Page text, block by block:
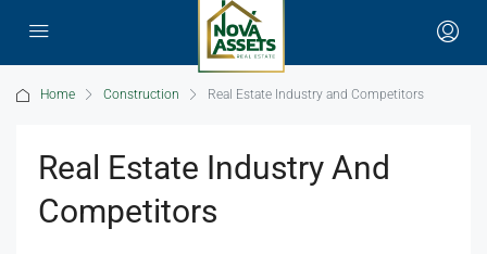
Home Construction Real Estate Industry and Competitors
Real Estate Industry And
Competitors